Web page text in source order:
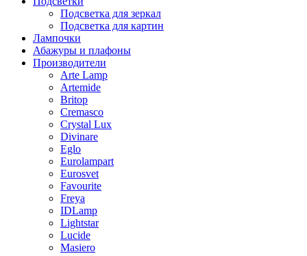
Подсветка для зеркал
Подсветка для картин
Лампочки
Абажуры и плафоны
Производители
Arte Lamp
Artemide
Britop
Cremasco
Crystal Lux
Divinare
Eglo
Eurolampart
Eurosvet
Favourite
Freya
IDLamp
Lightstar
Lucide
Masiero